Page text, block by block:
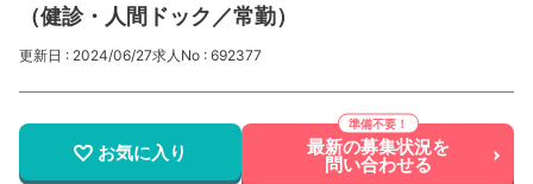
（健診・人間ドック／常勤）
更新日 : 2024/06/27求人No : 692377
お気に入り 最新の募集状況を
問い合わせる